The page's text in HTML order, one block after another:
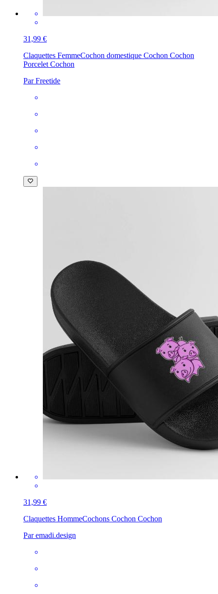
31,99 €
Claquettes FemmeCochon domestique Cochon Cochon
Porcelet Cochon
Par Freetide
31,99 €
Claquettes HommeCochons Cochon Cochon
Par emadi.design